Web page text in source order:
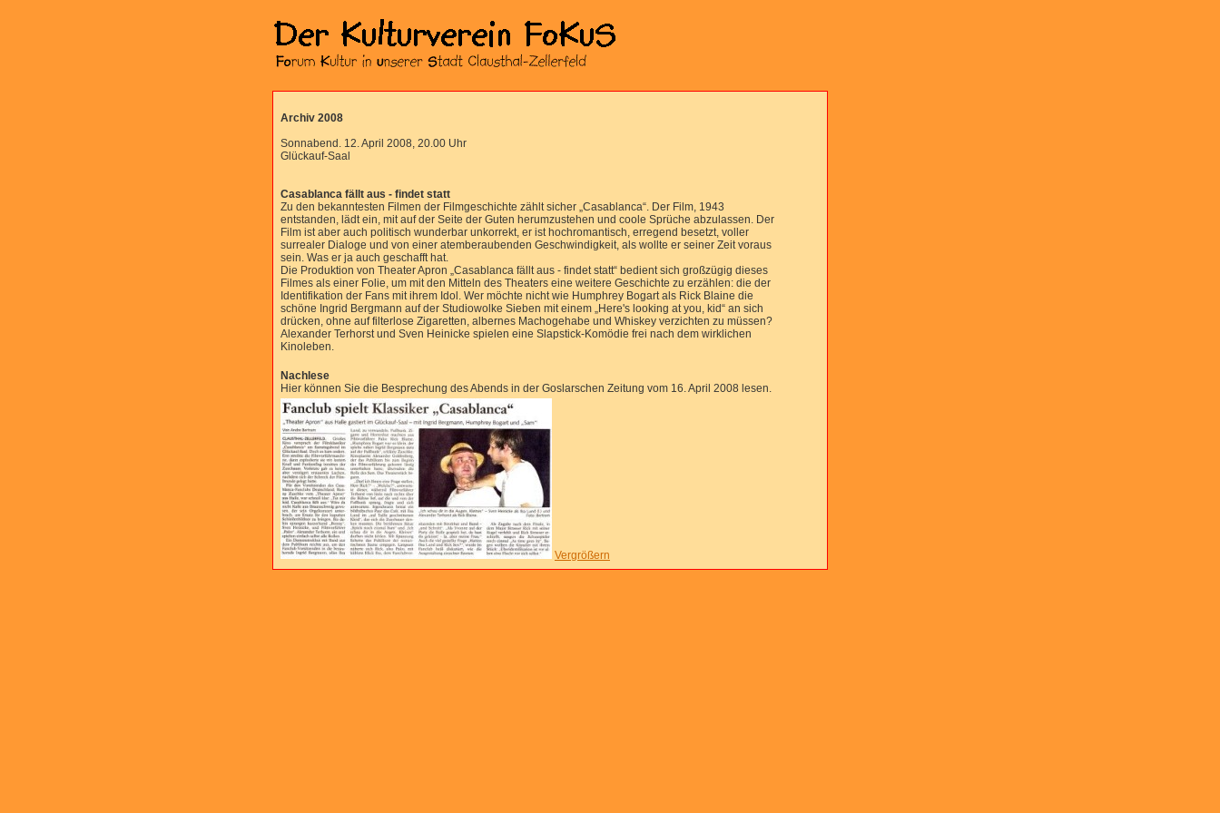
Archiv 2008
Sonnabend. 12. April 2008, 20.00 Uhr
Glückauf-Saal
Casablanca fällt aus - findet statt
Zu den bekanntesten Filmen der Filmgeschichte zählt sicher „Casablanca“. Der Film, 1943
entstanden, lädt ein, mit auf der Seite der Guten herumzustehen und coole Sprüche abzulassen. Der
Film ist aber auch politisch wunderbar unkorrekt, er ist hochromantisch, erregend besetzt, voller
surrealer Dialoge und von einer atemberaubenden Geschwindigkeit, als wollte er seiner Zeit voraus
sein. Was er ja auch geschafft hat.
Die Produktion von Theater Apron „Casablanca fällt aus - findet statt“ bedient sich großzügig dieses
Filmes als einer Folie, um mit den Mitteln des Theaters eine weitere Geschichte zu erzählen: die der
Identifikation der Fans mit ihrem Idol. Wer möchte nicht wie Humphrey Bogart als Rick Blaine die
schöne Ingrid Bergmann auf der Studiowolke Sieben mit einem „Here's looking at you, kid“ an sich
drücken, ohne auf filterlose Zigaretten, albernes Machogehabe und Whiskey verzichten zu müssen?
Alexander Terhorst und Sven Heinicke spielen eine Slapstick-Komödie frei nach dem wirklichen
Kinoleben.
Nachlese
Hier können Sie die Besprechung des Abends in der Goslarschen Zeitung vom 16. April 2008 lesen.
Vergrößern